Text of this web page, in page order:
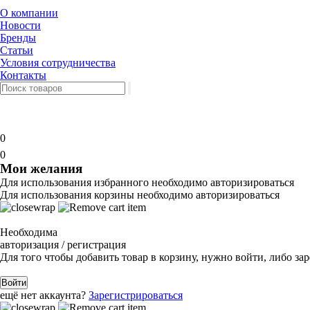
О компании
Новости
Бренды
Статьи
Условия сотрудничества
Контакты
0
0
Мои желания
Для использования избранного необходимо авторизироваться
Для использования корзины необходимо авторизироваться
Необходима
авторизация / регистрация
Для того чтобы добавить товар в корзину, нужно войти, либо
Войти
ещё нет аккаунта? Зарегистрироваться